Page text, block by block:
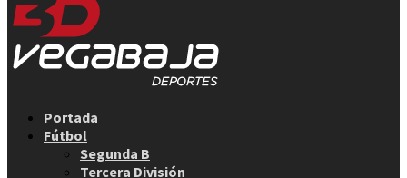
Portada
Fútbol
Segunda B
Tercera División